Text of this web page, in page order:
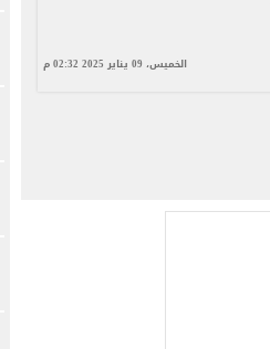
الخميس، 09 يناير 2025 02:32 م